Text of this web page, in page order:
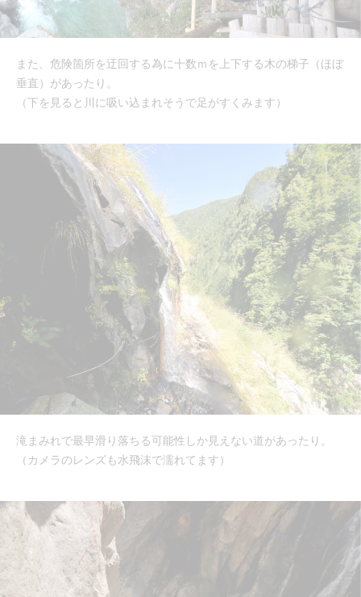
また、危険箇所を迂回する為に十数ｍを上下する木の梯子（ほぼ
垂直）があったり。
（下を見ると川に吸い込まれそうで足がすくみます）
滝まみれで最早滑り落ちる可能性しか見えない道があったり。
（カメラのレンズも水飛沫で濡れてます）